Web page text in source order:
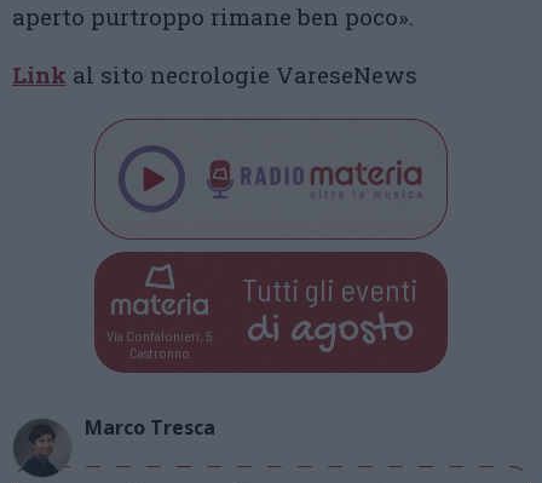
aperto purtroppo rimane ben poco».
Link al sito necrologie VareseNews
Via Confalonieri, 5
Castronno
Tutti gli eventi
di agosto
Marco Tresca